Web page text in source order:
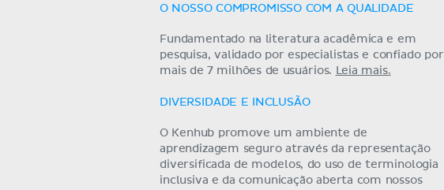
O NOSSO COMPROMISSO COM A QUALIDADE
Fundamentado na literatura acadêmica e em
pesquisa, validado por especialistas e confiado por
mais de 7 milhões de usuários.
Leia mais.
DIVERSIDADE E INCLUSÃO
O Kenhub promove um ambiente de
aprendizagem seguro através da representação
diversificada de modelos, do uso de terminologia
inclusiva e da comunicação aberta com nossos